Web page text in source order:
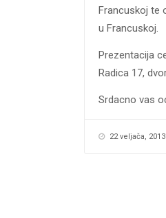
Francuskoj te
u Francuskoj.
Prezentacija
Radica 17,
Srdacno vas
22 veljača, 2013